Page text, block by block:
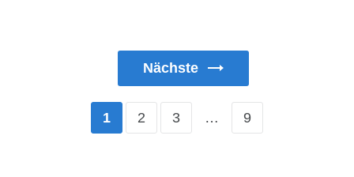
Nächste
1 2 3 … 9